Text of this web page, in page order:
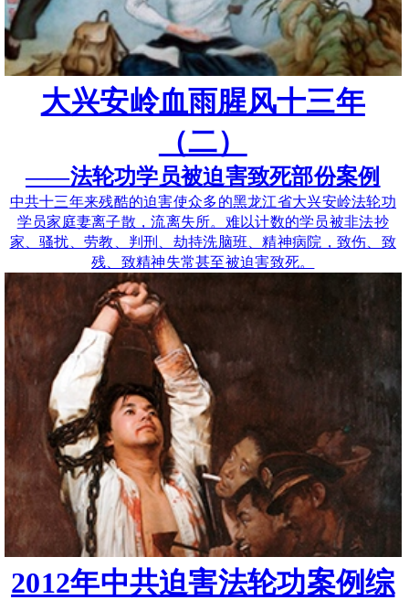
大兴安岭血雨腥风十三年
（二）
——法轮功学员被迫害致死部份案例
中共十三年来残酷的迫害使众多的黑龙江省大兴安岭法轮功
学员家庭妻离子散，流离失所。难以计数的学员被非法抄
家、骚扰、劳教、判刑、劫持洗脑班、精神病院，致伤、致
残、致精神失常甚至被迫害致死。
2012年中共迫害法轮功案例综